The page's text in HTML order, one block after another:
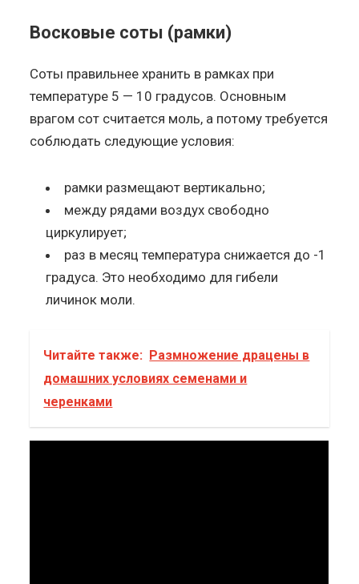
Восковые соты (рамки)
Соты правильнее хранить в рамках при
температуре 5 — 10 градусов. Основным
врагом сот считается моль, а потому требуется
соблюдать следующие условия:
рамки размещают вертикально;
между рядами воздух свободно
циркулирует;
раз в месяц температура снижается до -1
градуса. Это необходимо для гибели
личинок моли.
Читайте также: Размножение драцены в
домашних условиях семенами и
черенками